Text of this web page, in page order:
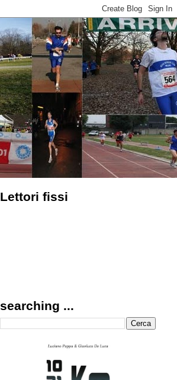
Lettori fissi
searching ...